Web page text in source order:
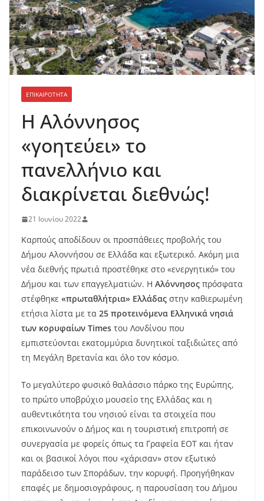
ΕΠΙΚΑΙΡΟΤΗΤΑ
Η Αλόννησος
«γοητεύει» το
πανελλήνιο και
διακρίνεται διεθνώς!
21 Ιουνίου 2022
Καρπούς αποδίδουν οι προσπάθειες προβολής του
Δήμου Αλοννήσου σε Ελλάδα και εξωτερικό. Ακόμη μια
νέα διεθνής πρωτιά προστέθηκε στο «ενεργητικό» του
Δήμου και των επαγγελματιών. Η Αλόννησος πρόσφατα
στέφθηκε «πρωταθλήτρια» Ελλάδας στην καθιερωμένη
ετήσια λίστα με τα 25 προτεινόμενα Ελληνικά νησιά
των κορυφαίων Times του Λονδίνου που
εμπιστεύονται εκατομμύρια δυνητικοί ταξιδιώτες από
τη Μεγάλη Βρετανία και όλο τον κόσμο.
Το μεγαλύτερο φυσικό θαλάσσιο πάρκο της Ευρώπης,
το πρώτο υποβρύχιο μουσείο της Ελλάδας και η
αυθεντικότητα του νησιού είναι τα στοιχεία που
επικοινωνούν ο Δήμος και η τουριστική επιτροπή σε
συνεργασία με φορείς όπως τα Γραφεία ΕΟΤ και ήταν
και οι βασικοί λόγοι που «χάρισαν» στον εξωτικό
παράδεισο των Σποράδων, την κορυφή. Προηγήθηκαν
επαφές με δημοσιογράφους, η παρουσίαση του Δήμου